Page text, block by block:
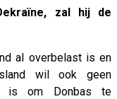
zal hij de
al overbelast is en
wil ook geen
is om Donbas te